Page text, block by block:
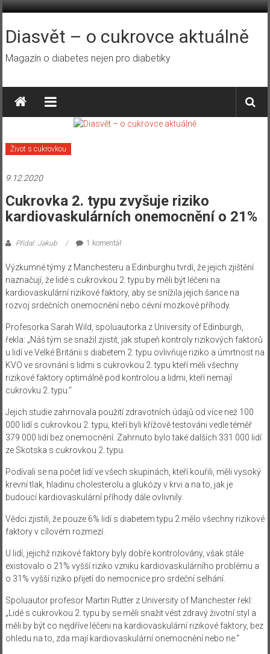
Přeskočit
obsah
Diasvět – o cukrovce aktuálně
Magazín o diabetes nejen pro diabetiky
Život s cukrovkou
9.12.2020
Cukrovka 2. typu zvyšuje riziko
kardiovaskulárních onemocnění o 21%
Přidal: Jakub 1 komentář
Výzkumné týmy z Manchesteru a Edinburghu tvrdí, že jejich zjištění
naznačují, že lidé s cukrovkou 2. typu by měli být léčeni na
kardiovaskulární rizikové faktory, aby se snížila jejich šance na
rozvoj srdečních onemocnění nebo cévní mozkové příhody.
Profesorka Sarah Wild, spoluautorka z University of Edinburgh,
řekla: „Náš tým se snažil zjistit, jak stupeň kontroly rizikových faktorů
u lidí ve Velké Británii s diabetem 2. typu ovlivňuje riziko a úmrtnost na
KVO ve srovnání s lidmi s cukrovkou 2. typu kteří měli všechny
rizikové faktory optimálně pod kontrolou a lidmi, kteří nemají
cukrovku 2. typu.“
Jejich studie zahrnovala použití zdravotních údajů od více než 100
000 lidí s cukrovkou 2. typu, kteří byli křížově testováni vedle téměř
379 000 lidí bez onemocnění. Zahrnuto bylo také dalších 331 000 lidí
ze Skotska s cukrovkou 2. typu.
Podívali se na počet lidí ve všech skupinách, kteří kouřili, měli vysoký
krevní tlak, hladinu cholesterolu a glukózy v krvi a na to, jak je
budoucí kardiovaskulární příhody dále ovlivnily.
Vědci zjistili, že pouze 6% lidí s diabetem typu 2 mělo všechny rizikové
faktory v cílovém rozmezí.
U lidí, jejichž rizikové faktory byly dobře kontrolovány, však stále
existovalo o 21% vyšší riziko vzniku kardiovaskulárního problému a
o 31% vyšší riziko přijetí do nemocnice pro srdeční selhání.
Spoluautor profesor Martin Rutter z University of Manchester řekl:
„Lidé s cukrovkou 2. typu by se měli snažit vést zdravý životní styl a
měli by být co nejdříve léčeni na kardiovaskulární rizikové faktory, bez
ohledu na to, zda mají kardiovaskulární onemocnění nebo ne.“